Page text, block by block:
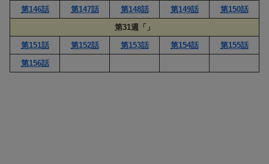
第146話
第147話 第148話 第149話
第150話
第31週「」
第151話
第152話 第153話 第154話
第155話
第156話